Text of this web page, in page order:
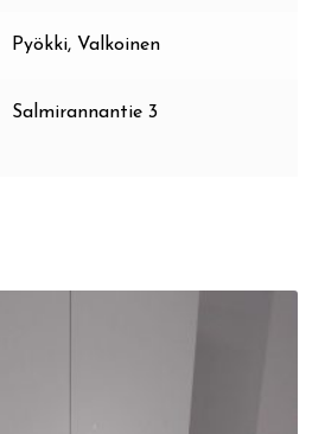
Pyökki, Valkoinen
Salmirannantie 3